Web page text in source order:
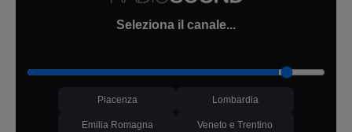
Seleziona il canale...
Piacenza Lombardia
Emilia Romagna Veneto e Trentino